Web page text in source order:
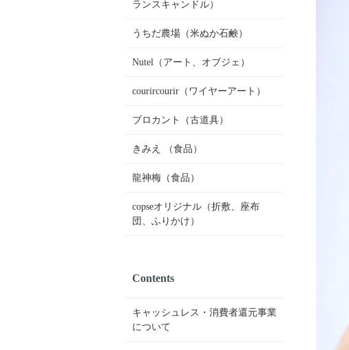
ランスキャンドル）
うちだ農場（米ぬか石鹸）
Nutel（アート、オブジェ）
courircourir（ワイヤーアート）
ブロカント（古道具）
きみえ （食品）
龍神梅（食品）
copseオリジナル（折敷、座布
団、ふりかけ）
Contents
キャッシュレス・消費者還元事業
について